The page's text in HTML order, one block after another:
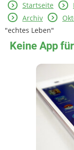
Spiel &
Startseite
Archiv
"echtes Leben"
Keine App